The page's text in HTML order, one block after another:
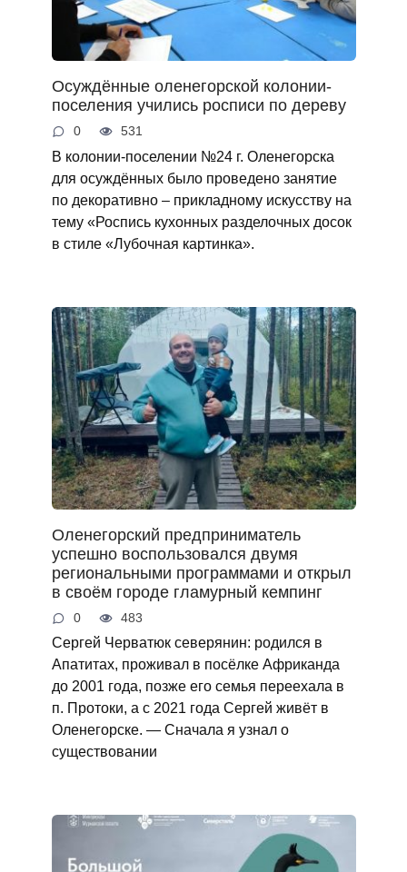
Осуждённые оленегорской колонии-
поселения учились росписи по дереву
0 531
В колонии-поселении №24 г. Оленегорска
для осуждённых было проведено занятие
по декоративно – прикладному искусству на
тему «Роспись кухонных разделочных досок
в стиле «Лубочная картинка».
Оленегорский предприниматель
успешно воспользовался двумя
региональными программами и открыл
в своём городе гламурный кемпинг
0 483
Сергей Черватюк северянин: родился в
Апатитах, проживал в посёлке Африканда
до 2001 года, позже его семья переехала в
п. Протоки, а с 2021 года Сергей живёт в
Оленегорске. — Сначала я узнал о
существовании